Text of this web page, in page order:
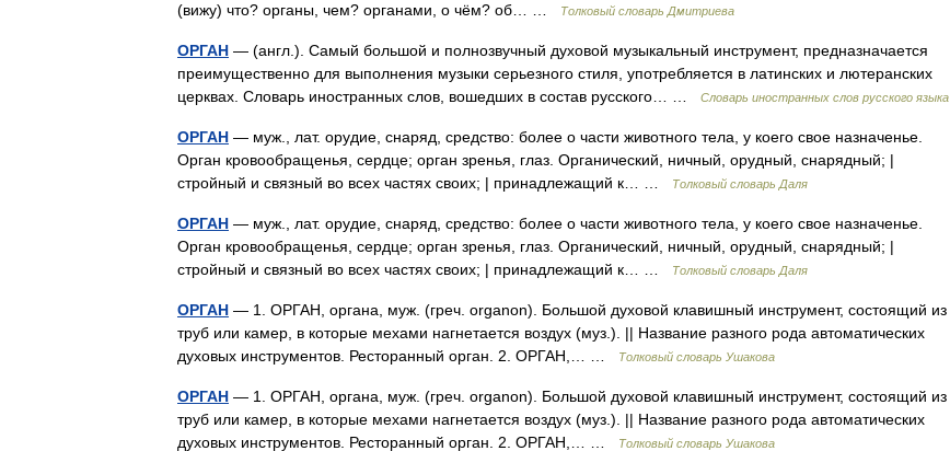
(вижу) что? органы, чем? органами, о чём? об… …
Толковый словарь Дмитриева
ОРГАН — (англ.). Самый большой и полнозвучный духовой музыкальный инструмент, предназначается
преимущественно для выполнения музыки серьезного стиля, употребляется в латинских и лютеранских
церквах. Словарь иностранных слов, вошедших в состав русского… …
Словарь иностранных слов русского языка
ОРГАН — муж., лат. орудие, снаряд, средство: более о части животного тела, у коего свое назначенье.
Орган кровообращенья, сердце; орган зренья, глаз. Органический, ничный, орудный, снарядный; |
стройный и связный во всех частях своих; | принадлежащий к… …
Толковый словарь Даля
ОРГАН — муж., лат. орудие, снаряд, средство: более о части животного тела, у коего свое назначенье.
Орган кровообращенья, сердце; орган зренья, глаз. Органический, ничный, орудный, снарядный; |
стройный и связный во всех частях своих; | принадлежащий к… …
Толковый словарь Даля
ОРГАН — 1. ОРГАН, органа, муж. (греч. organon). Большой духовой клавишный инструмент, состоящий из
труб или камер, в которые мехами нагнетается воздух (муз.). || Название разного рода автоматических
духовых инструментов. Ресторанный орган. 2. ОРГАН,… …
Толковый словарь Ушакова
ОРГАН — 1. ОРГАН, органа, муж. (греч. organon). Большой духовой клавишный инструмент, состоящий из
труб или камер, в которые мехами нагнетается воздух (муз.). || Название разного рода автоматических
духовых инструментов. Ресторанный орган. 2. ОРГАН,… …
Толковый словарь Ушакова